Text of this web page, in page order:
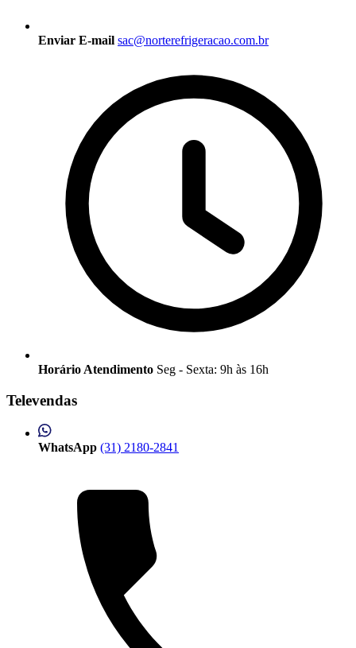
Enviar E-mail sac@norterefrigeracao.com.br
Horário Atendimento Seg - Sexta: 9h às 16h
Televendas
WhatsApp (31) 2180-2841